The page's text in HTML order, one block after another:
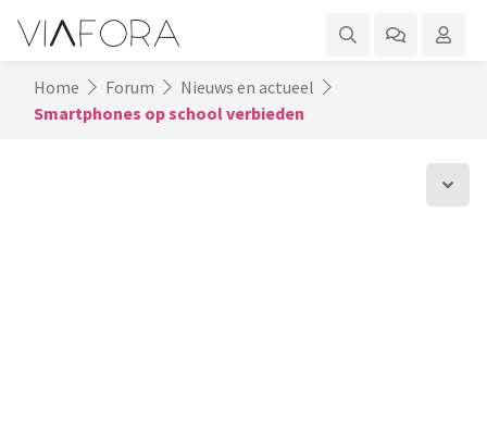
Home Forum
Nieuws en actueel
Smartphones op school verbieden